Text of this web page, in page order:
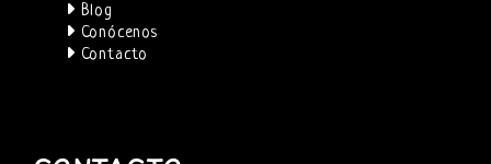
Blog
Conócenos
Contacto